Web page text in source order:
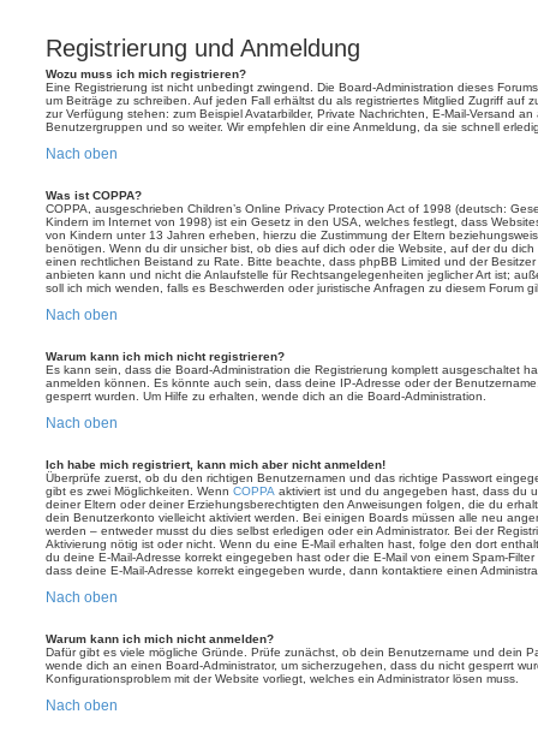
Registrierung und Anmeldung
Wozu muss ich mich registrieren?
Eine Registrierung ist nicht unbedingt zwingend. Die Board-Administration dieses
um Beiträge zu schreiben. Auf jeden Fall erhältst du als registriertes Mitglied Zugriff auf
zur Verfügung stehen: zum Beispiel Avatarbilder, Private Nachrichten, E-Mail-Versand
Benutzergruppen und so weiter. Wir empfehlen dir eine Anmeldung, da sie schnell
Nach oben
Was ist COPPA?
COPPA, ausgeschrieben Children’s Online Privacy Protection Act of 1998 (deutsch:
Kindern im Internet von 1998) ist ein Gesetz in den USA, welches festlegt, dass
von Kindern unter 13 Jahren erheben, hierzu die Zustimmung der Eltern
benötigen. Wenn du dir unsicher bist, ob dies auf dich oder die Website, auf der du
einen rechtlichen Beistand zu Rate. Bitte beachte, dass phpBB Limited und der
anbieten kann und nicht die Anlaufstelle für Rechtsangelegenheiten jeglicher Art ist;
soll ich mich wenden, falls es Beschwerden oder juristische Anfragen zu diesem Forum
Nach oben
Warum kann ich mich nicht registrieren?
Es kann sein, dass die Board-Administration die Registrierung komplett ausgeschaltet
anmelden können. Es könnte auch sein, dass deine IP-Adresse oder der
gesperrt wurden. Um Hilfe zu erhalten, wende dich an die Board-Administration.
Nach oben
Ich habe mich registriert, kann mich aber nicht anmelden!
Überprüfe zuerst, ob du den richtigen Benutzernamen und das richtige Passwort
gibt es zwei Möglichkeiten. Wenn COPPA aktiviert ist und du angegeben hast, dass du
deiner Eltern oder deiner Erziehungsberechtigten den Anweisungen folgen, die du
dein Benutzerkonto vielleicht aktiviert werden. Bei einigen Boards müssen alle neu
werden – entweder musst du dies selbst erledigen oder ein Administrator. Bei der
Aktivierung nötig ist oder nicht. Wenn du eine E-Mail erhalten hast, folge den dort
du deine E-Mail-Adresse korrekt eingegeben hast oder die E-Mail von einem Spam-
dass deine E-Mail-Adresse korrekt eingegeben wurde, dann kontaktiere einen
Nach oben
Warum kann ich mich nicht anmelden?
Dafür gibt es viele mögliche Gründe. Prüfe zunächst, ob dein Benutzername und dein
wende dich an einen Board-Administrator, um sicherzugehen, dass du nicht gesperrt
Konfigurationsproblem mit der Website vorliegt, welches ein Administrator lösen muss.
Nach oben